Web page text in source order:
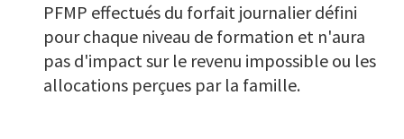
PFMP effectués du forfait journalier défini
pour chaque niveau de formation et n'aura
pas d'impact sur le revenu impossible ou les
allocations perçues par la famille.